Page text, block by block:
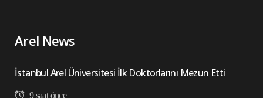
Arel News
İstanbul Arel Üniversitesi İlk Doktorlarını Mezun Etti
9 saat önce